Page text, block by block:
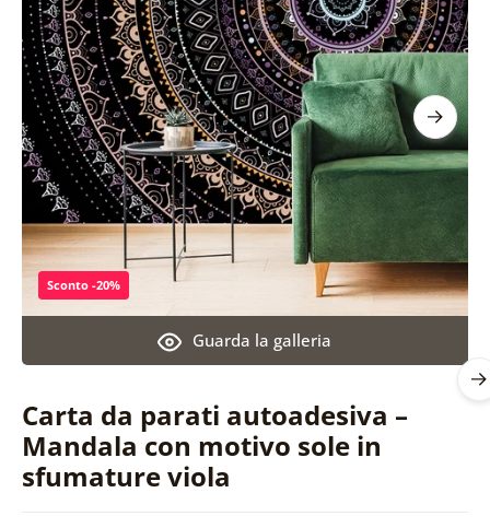
Carta da parati autoadesiva –
Mandala con motivo sole in
sfumature viola
Guarda la galleria
Sconto -20%